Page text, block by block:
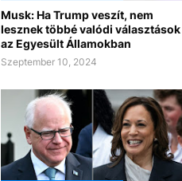
Musk: Ha Trump veszít, nem
lesznek többé valódi választások
az Egyesült Államokban
Szeptember 10, 2024